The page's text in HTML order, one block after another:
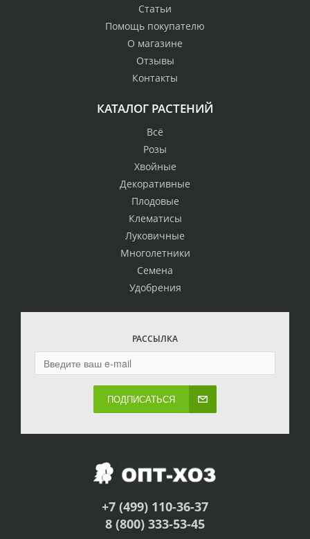
Статьи
Помощь покупателю
О магазине
Отзывы
Контакты
КАТАЛОГ РАСТЕНИЙ
Всё
Розы
Хвойные
Декоративные
Плодовые
Клематисы
Луковичные
Многолетники
Семена
Удобрения
РАССЫЛКА
ПОДПИСАТЬСЯ
+7 (499) 110-36-37
8 (800) 333-53-45